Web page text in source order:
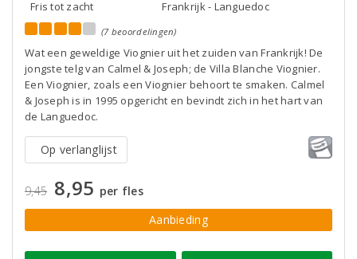
Fris tot zacht Frankrijk - Languedoc
(7 beoordelingen)
Wat een geweldige Viognier uit het zuiden van Frankrijk! De
jongste telg van Calmel & Joseph; de Villa Blanche Viognier.
Een Viognier, zoals een Viognier behoort te smaken. Calmel
& Joseph is in 1995 opgericht en bevindt zich in het hart van
de Languedoc.
Op verlanglijst
9,45 8,95 per fles
Aanbieding